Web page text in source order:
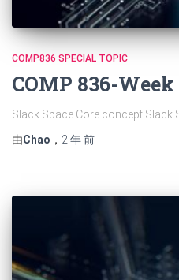
COMP836 SPECIAL TOPIC
COMP 836-
Slack Space Core concept Slack
由Chao ， 2 年前